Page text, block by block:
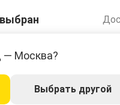
— Москва?
Выбрать другой
Акции